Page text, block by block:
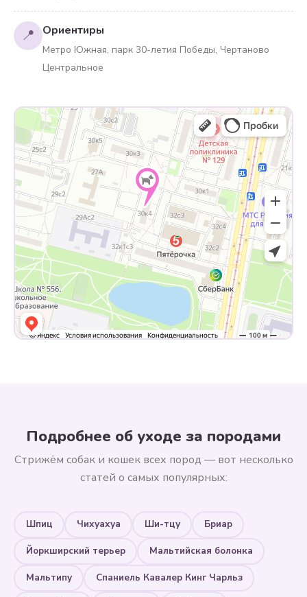
📍 Ориентиры
Метро Южная, парк 30-летия Победы, Чертаново
Центральное
Подробнее об уходе за породами
Стрижём собак и кошек всех пород — вот несколько
статей о самых популярных:
Шпиц Чихуахуа Ши-тцу Бриар
Йоркширский терьер Мальтийская болонка
Мальтипу Спаниель Кавалер Кинг Чарльз